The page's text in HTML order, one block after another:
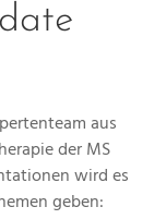
aus
der MS
wird es
geben: